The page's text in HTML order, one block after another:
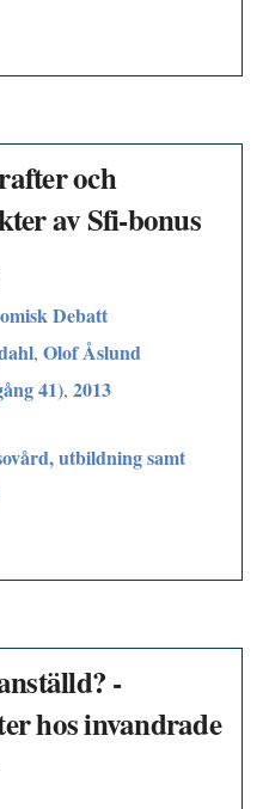
och
av Sfi-bonus
Debatt
,Olof Åslund
41),2013
utbildning samt
-
hos invandrade